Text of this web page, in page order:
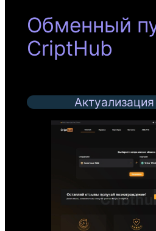
Обменный
CriptHub